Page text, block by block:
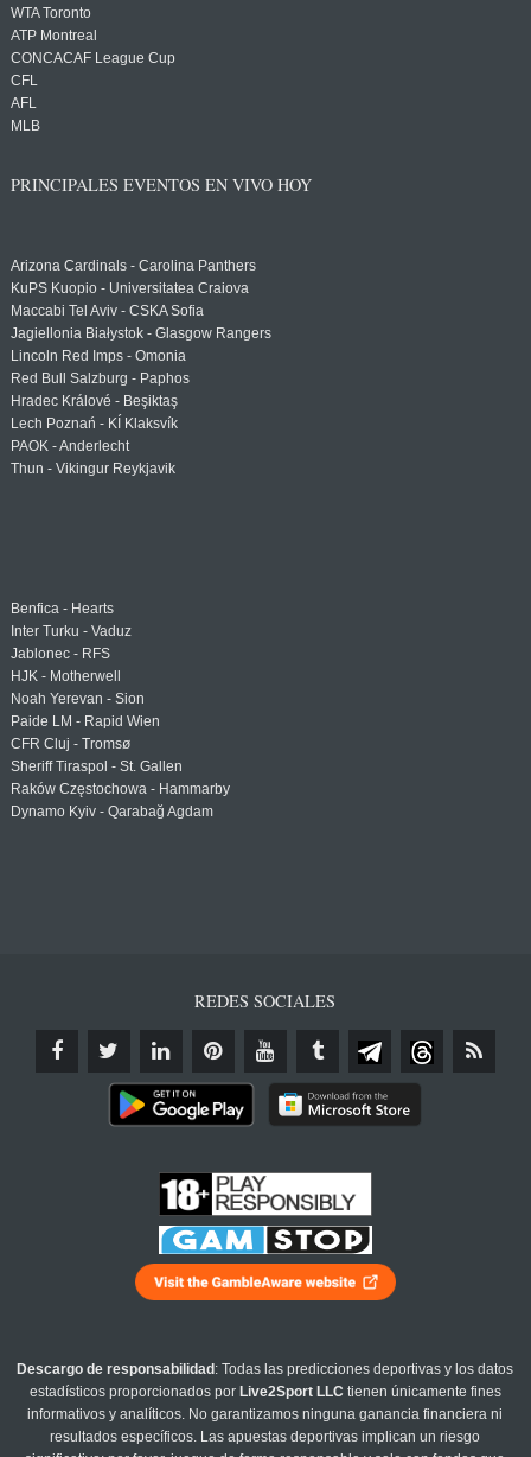
WTA Toronto
ATP Montreal
CONCACAF League Cup
CFL
AFL
MLB
PRINCIPALES EVENTOS EN VIVO HOY
Arizona Cardinals - Carolina Panthers
KuPS Kuopio - Universitatea Craiova
Maccabi Tel Aviv - CSKA Sofia
Jagiellonia Białystok - Glasgow Rangers
Lincoln Red Imps - Omonia
Red Bull Salzburg - Paphos
Hradec Králové - Beşiktaş
Lech Poznań - KÍ Klaksvík
PAOK - Anderlecht
Thun - Vikingur Reykjavik
Benfica - Hearts
Inter Turku - Vaduz
Jablonec - RFS
HJK - Motherwell
Noah Yerevan - Sion
Paide LM - Rapid Wien
CFR Cluj - Tromsø
Sheriff Tiraspol - St. Gallen
Raków Częstochowa - Hammarby
Dynamo Kyiv - Qarabağ Agdam
REDES SOCIALES
Descargo de responsabilidad : Todas las predicciones deportivas y los datos
estadísticos proporcionados por Live2Sport LLC tienen únicamente fines
informativos y analíticos. No garantizamos ninguna ganancia financiera ni
resultados específicos. Las apuestas deportivas implican un riesgo